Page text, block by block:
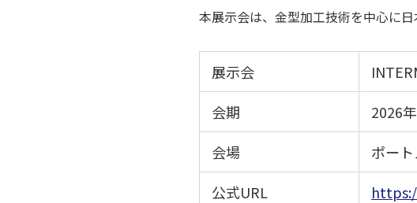
本展示会は、金型加工技術を中心に
展示会
会期
2026
会場
ポー
公式URL